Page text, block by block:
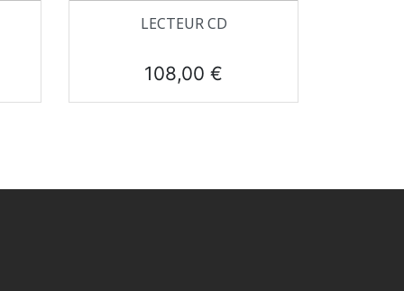
 Aperçu rapide
LECTEUR CD
Prix
108,00 €